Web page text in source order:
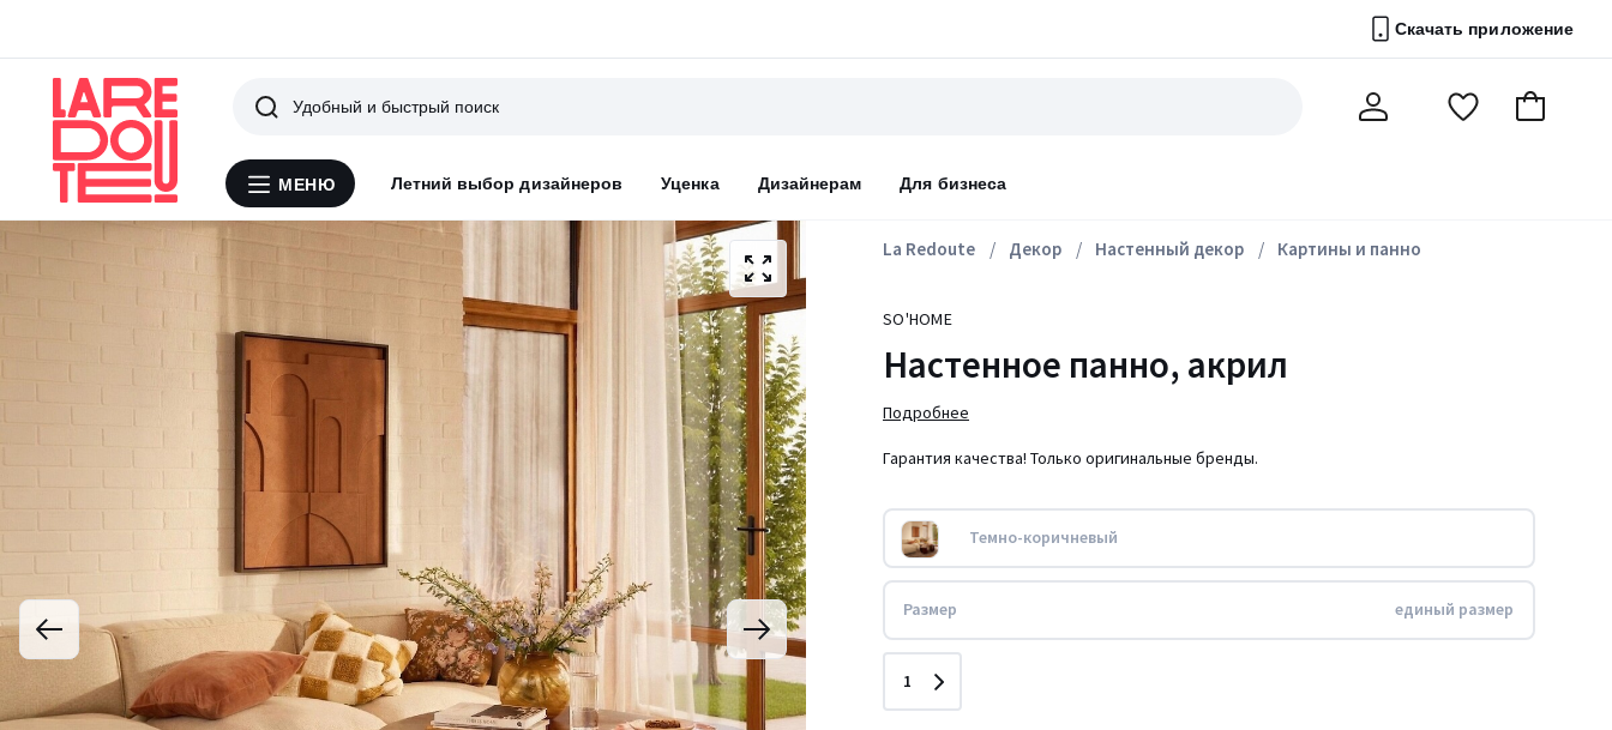
Скачать приложение
Redoute
Меню
МЕНЮ Летний выбор дизайнеров Уценка Дизайнерам Для бизнеса
Поиск
ПерейтиВ
La Redoute Декор Настенный декор Картины и панно
SO'HOME
Настенное панно, акрил
Подробнее
Гарантия качества! Только оригинальные бренды.
Темно-коричневый
Размер единый размер
Количество
1